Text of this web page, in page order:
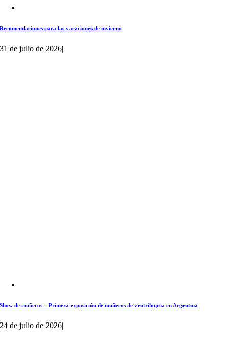
Recomendaciones para las vacaciones de invierno
31 de julio de 2026|
Show de muñecos – Primera exposición de muñecos de ventriloquia en Argentina
24 de julio de 2026|